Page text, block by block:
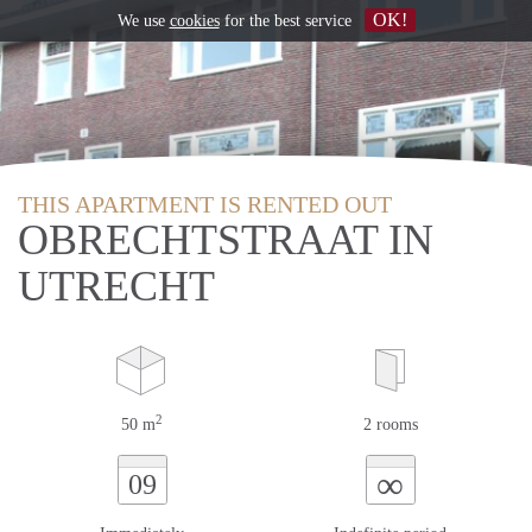
THIS APARTMENT IS RENTED OUT
OBRECHTSTRAAT IN
UTRECHT
50 m2 2 rooms
09 ∞
We use cookiesfor the best service OK!